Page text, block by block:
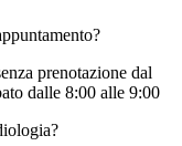
prenotazione dal
dalle 8:00 alle 9:00